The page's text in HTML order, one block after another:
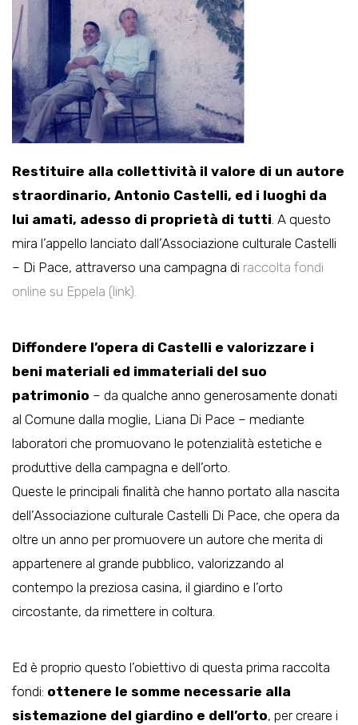
Restituire alla collettività il valore di un autore
straordinario, Antonio Castelli, ed i luoghi da
lui amati, adesso di proprietà di tutti. A questo
mira l’appello lanciato dall’Associazione culturale Castelli
– Di Pace, attraverso una campagna di raccolta fondi
online su Eppela (link).
Diffondere l’opera di Castelli e valorizzare i
beni materiali ed immateriali del suo
patrimonio – da qualche anno generosamente donati
al Comune dalla moglie, Liana Di Pace – mediante
laboratori che promuovano le potenzialità estetiche e
produttive della campagna e dell’orto.
Queste le principali finalità che hanno portato alla nascita
dell’Associazione culturale Castelli Di Pace, che opera da
oltre un anno per promuovere un autore che merita di
appartenere al grande pubblico, valorizzando al
contempo la preziosa casina, il giardino e l’orto
circostante, da rimettere in coltura.
Ed è proprio questo l’obiettivo di questa prima raccolta
fondi: ottenere le somme necessarie alla
sistemazione del giardino e dell’orto, per creare i